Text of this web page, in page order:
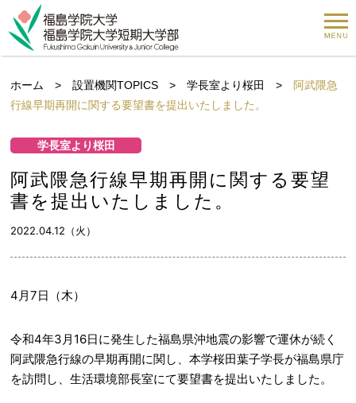
ホーム >設置機関TOPICS >学長室より桜田 > 阿武隈急
行線早期再開に関する要望書を提出いたしました。
学長室より桜田
阿武隈急行線早期再開に関する要望
書を提出いたしました。
2022.04.12（火）
4月7日（木）
令和4年3月16日に発生した福島県沖地震の影響で運休が続く
阿武隈急行線の早期再開に関し、本学桜田葉子学長が福島県庁
を訪問し、生活環境部長室にて要望書を提出いたしました。